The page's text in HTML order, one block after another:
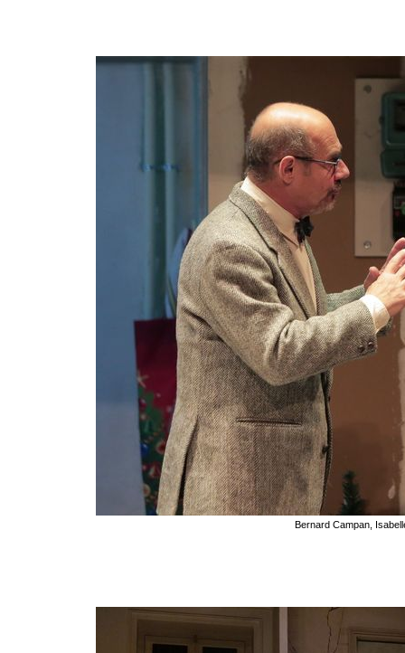
Bernard Campan,